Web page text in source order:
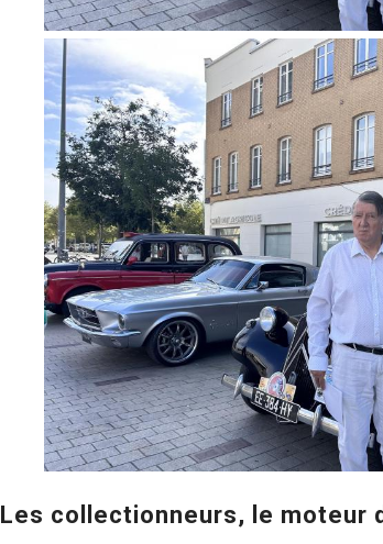
Les collectionneurs, le moteur